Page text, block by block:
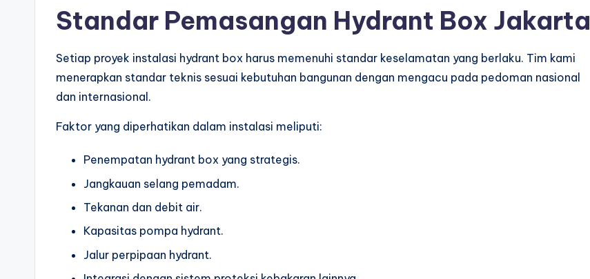
Standar Pemasangan Hydrant Box Jakarta
Setiap proyek instalasi hydrant box harus memenuhi standar keselamatan yang berlaku. Tim kami
menerapkan standar teknis sesuai kebutuhan bangunan dengan mengacu pada pedoman nasional
dan internasional.
Faktor yang diperhatikan dalam instalasi meliputi:
Penempatan hydrant box yang strategis.
Jangkauan selang pemadam.
Tekanan dan debit air.
Kapasitas pompa hydrant.
Jalur perpipaan hydrant.